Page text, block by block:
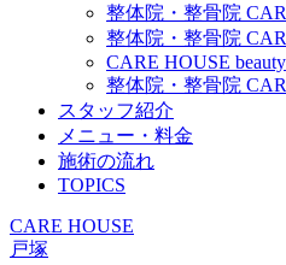
整体院・整骨院
整体院・整骨院
CARE HOUSE beauty
整体院・整骨院
スタッフ紹介
メニュー・料金
施術の流れ
TOPICS
CARE HOUSE
戸塚